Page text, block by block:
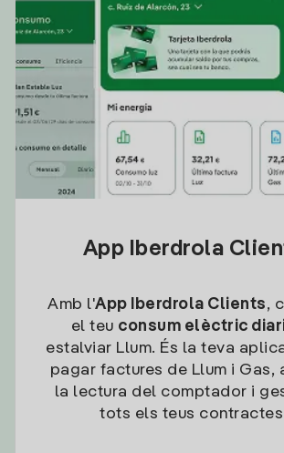
App Iberdrola
Amb l'App Iberdrola Clients,
el teu consum elèctric
estalviar Llum. És la teva
pagar factures de Llum i Gas,
la lectura del comptador i
tots els teus